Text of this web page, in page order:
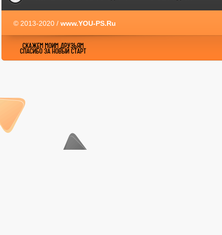
© 2013-2020 / www.YOU-PS.Ru
YOU-PS.Ru